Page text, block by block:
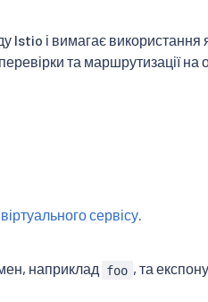
Istio і вимагає використання
та маршрутизації на
віртуального сервісу
наприклад foo , та